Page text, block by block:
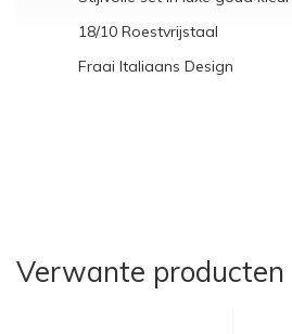
18/10 Roestvrijstaal
Fraai Italiaans Design
Verwante producten